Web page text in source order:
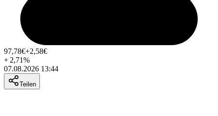
97,78€+2,58€
+ 2,71%
07.08.2026 13:44
Teilen